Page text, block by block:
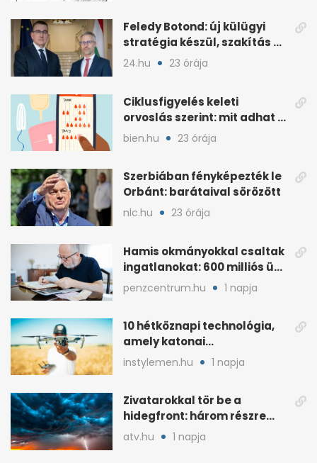
Feledy Botond: új külügyi
stratégia készül, szakítás a
MAGA-vonallal
24.hu 23 órája
Ciklusfigyelés keleti
orvoslás szerint: mit adhat a
menstruációs appok mellé?
bien.hu 23 órája
Szerbiában fényképezték le
Orbánt: barátaival sörözött
nlc.hu 23 órája
Hamis okmányokkal csaltak
ingatlanokat: 600 milliós ügy
Pestben
penzcentrum.hu 1 napja
10 hétköznapi technológia,
amely katonai
fejlesztésként indult
instylemen.hu 1 napja
Zivatarokkal tör be a
hidegfront: három részre
szakadt az ország, 21 fok a
atv.hu 1 napja